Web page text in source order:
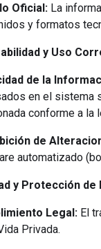
Oficial: La
y formatos
y Uso
de la
en el sistema
conforme a la
de
automatizado
y Protección de
Legal: El
Privada.